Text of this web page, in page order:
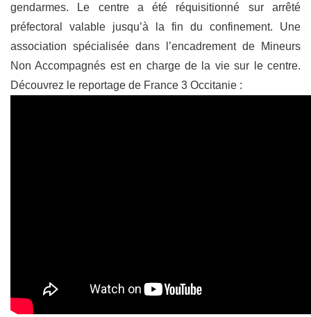
gendarmes. Le centre a été réquisitionné sur arrêté
préfectoral valable jusqu’à la fin du confinement. Une
association spécialisée dans l’encadrement de Mineurs
Non Accompagnés est en charge de la vie sur le centre.
Découvrez le reportage de France 3 Occitanie :